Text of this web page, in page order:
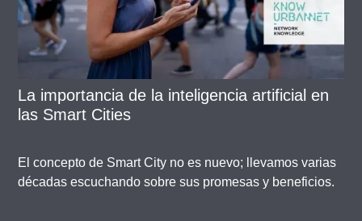
La importancia de la inteligencia artificial en
las Smart Cities
El concepto de Smart City no es nuevo; llevamos varias
décadas escuchando sobre sus promesas y beneficios.